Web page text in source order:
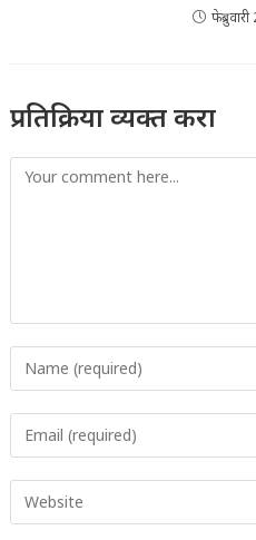
प्रतिक्रिया व्यक्त करा
Comment
your
username
to
comment
your
address
toyour